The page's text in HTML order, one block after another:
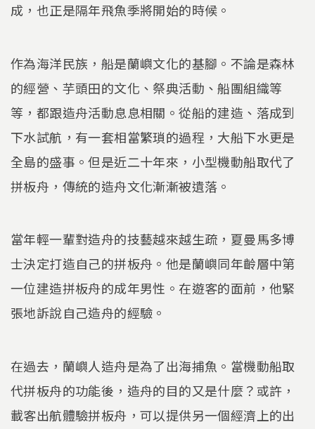
成，也正是隔年飛魚季將開始的時候。
作為海洋民族，船是蘭嶼文化的基腳。不論是森林
的經營、芋頭田的文化、祭典活動、船團組織等
等，都跟造舟活動息息相關。從船的建造、落成到
下水試航，有一套相當繁瑣的過程，大船下水更是
全島的盛事。但是近二十年來，小型機動船取代了
拼板舟，傳統的造舟文化漸漸被遺落。
當年輕一輩對造舟的技藝越來越生疏，夏曼馬多博
士決定打造自己的拼板舟。他是蘭嶼同年齡層中第
一位建造拼板舟的成年男性。在遊客的面前，他緊
張地訴說自己造舟的經驗。
在過去，蘭嶼人造舟是為了出海捕魚。當機動船取
代拼板舟的功能後，造舟的目的又是什麼？或許，
載客出航體驗拼板舟，可以提供另一個經濟上的出